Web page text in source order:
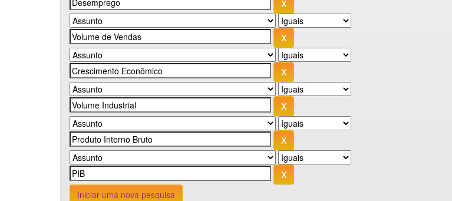
Iniciar uma nova pesquisa